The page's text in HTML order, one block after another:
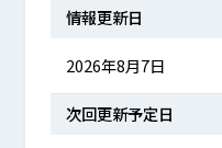
情報更新日
2026年8月7日
次回更新予定日